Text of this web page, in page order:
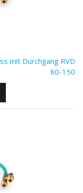
mit Durchgang RVD
80-150